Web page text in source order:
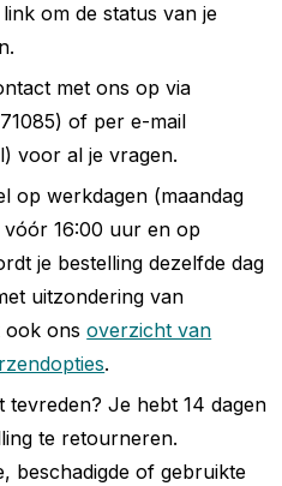
om de status van je
met ons op via
of per e-mail
voor al je vragen.
op werkdagen (maandag
16:00 uur en op
je bestelling dezelfde dag
uitzondering van
ook onsoverzicht van
.
tevreden? Je hebt 14 dagen
te retourneren.
beschadigde of gebruikte